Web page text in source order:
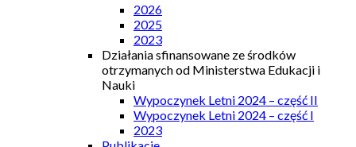
2026
2025
2023
Działania sfinansowane ze środków
otrzymanych od Ministerstwa Edukacji i
Nauki
Wypoczynek Letni 2024 – część II
Wypoczynek Letni 2024 – część I
2023